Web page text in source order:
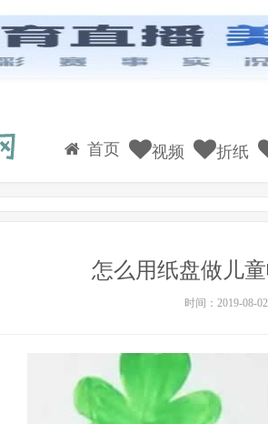
首页 视频 折纸
怎么用纸盘做儿
时间：2019-08-02